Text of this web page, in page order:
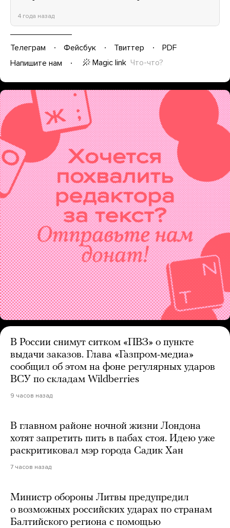
4 года назад
Телеграм Фейсбук Твиттер
PDF
Напишите нам
Magic link Что-что?
В России снимут ситком «ПВЗ» о пункте
выдачи заказов. Глава «Газпром-медиа»
сообщил об этом на фоне регулярных ударов
ВСУ по складам Wildberries
9 часов назад
В главном районе ночной жизни Лондона
хотят запретить пить в пабах стоя. Идею уже
раскритиковал мэр города Садик Хан
7 часов назад
Министр обороны Литвы предупредил
о возможных российских ударах по странам
Балтийского региона с помощью